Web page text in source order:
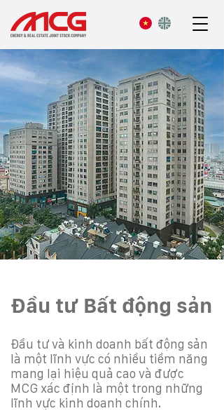
Đầu tư Bất động sản
Đầu tư và kinh doanh bất động sản
là một lĩnh vực có nhiều tiềm năng
mang lại hiệu quả cao và được
MCG xác định là một trong những
lĩnh vực kinh doanh chính.